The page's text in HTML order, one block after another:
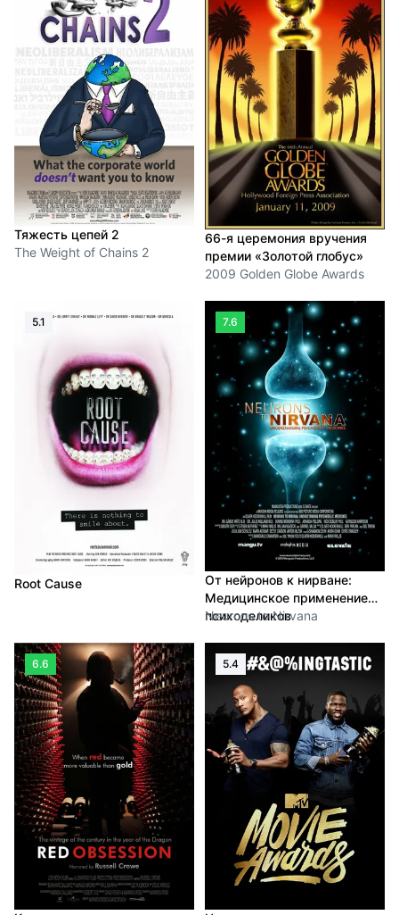
Тяжесть цепей 2
The Weight of Chains 2
66-я церемония вручения
премии «Золотой глобус»
2009 Golden Globe Awards
5.1
Root Cause
7.6
От нейронов к нирване:
Медицинское применение
психоделиков
Neurons to Nirvana
6.6 5.4